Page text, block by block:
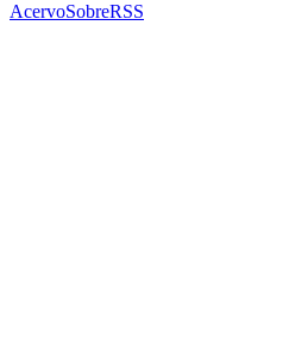
AcervoSobreRSS